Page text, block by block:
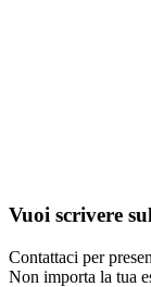
Vuoi scrivere
Contattaci per
Non importa la tua